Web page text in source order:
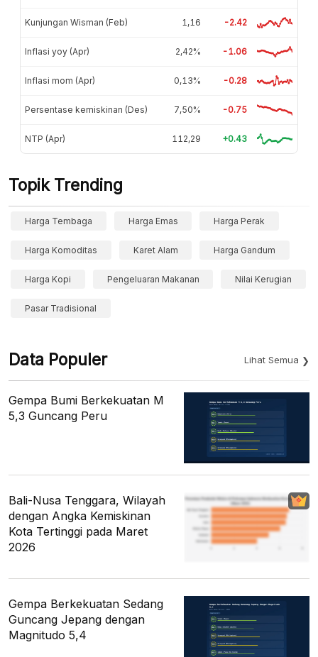
Kunjungan Wisman (Feb) 1,16 -2.42
Inflasi yoy (Apr) 2,42% -1.06
Inflasi mom (Apr) 0,13% -0.28
Persentase kemiskinan (Des) 7,50% -0.75
NTP (Apr) 112,29 +0.43
Topik Trending
Harga Tembaga Harga Emas Harga Perak
Harga Komoditas Karet Alam Harga Gandum
Harga Kopi Pengeluaran Makanan Nilai Kerugian
Pasar Tradisional
Data Populer Lihat Semua
Gempa Bumi Berkekuatan M
5,3 Guncang Peru
Bali-Nusa Tenggara, Wilayah
dengan Angka Kemiskinan
Kota Tertinggi pada Maret
2026
Gempa Berkekuatan Sedang
Guncang Jepang dengan
Magnitudo 5,4